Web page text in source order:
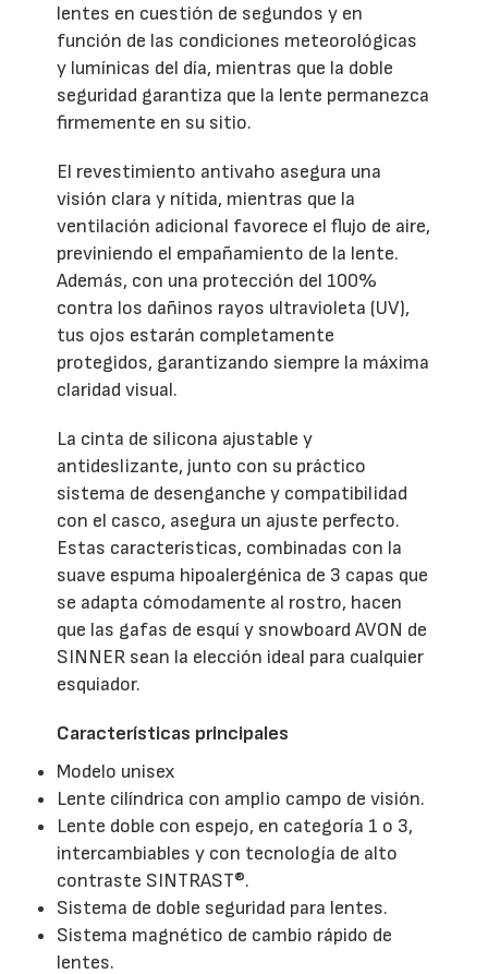
lentes en cuestión de segundos y en
función de las condiciones meteorológicas
y lumínicas del día, mientras que la doble
seguridad garantiza que la lente permanezca
firmemente en su sitio.
El revestimiento antivaho asegura una
visión clara y nítida, mientras que la
ventilación adicional favorece el flujo de aire,
previniendo el empañamiento de la lente.
Además, con una protección del 100%
contra los dañinos rayos ultravioleta (UV),
tus ojos estarán completamente
protegidos, garantizando siempre la máxima
claridad visual.
La cinta de silicona ajustable y
antideslizante, junto con su práctico
sistema de desenganche y compatibilidad
con el casco, asegura un ajuste perfecto.
Estas características, combinadas con la
suave espuma hipoalergénica de 3 capas que
se adapta cómodamente al rostro, hacen
que las gafas de esquí y snowboard AVON de
SINNER sean la elección ideal para cualquier
esquiador.
Características principales
Modelo unisex
Lente cilíndrica con amplio campo de visión.
Lente doble con espejo, en categoría 1 o 3,
intercambiables y con tecnología de alto
contraste SINTRAST®.
Sistema de doble seguridad para lentes.
Sistema magnético de cambio rápido de
lentes.